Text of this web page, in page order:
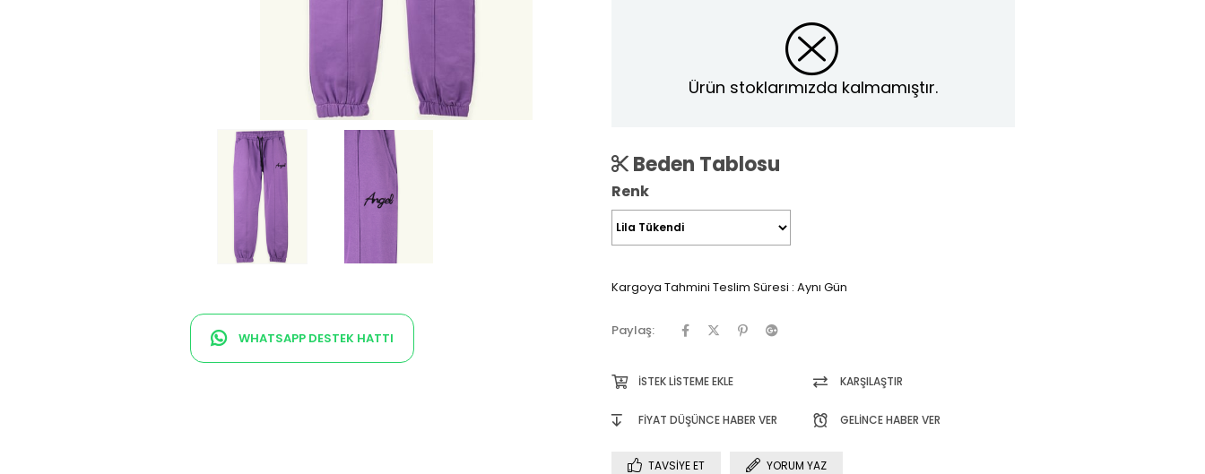
WHATSAPP DESTEK HATTI
Ürün stoklarımızda kalmamıştır.
Beden Tablosu
Renk
Kargoya Tahmini Teslim Süresi : Aynı Gün
Paylaş:
İSTEK LISTEME EKLE KARŞILAŞTIR
FIYAT DÜŞÜNCE HABER VER GELINCE HABER VER
TAVSIYE ET
YORUM YAZ